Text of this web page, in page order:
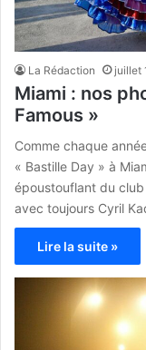
La Rédaction juillet
Miami : nos
Famous »
Comme chaque
« Bastille Day » à
époustouflant du
avec toujours Cyril
Lire la suite »